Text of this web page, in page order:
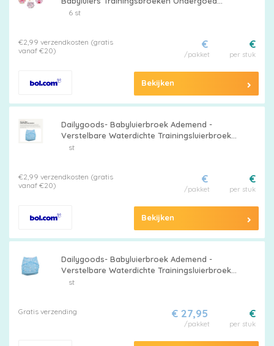
Luiers Luierbroek voor Toilettraining
6 st
€2,99 verzendkosten (gratis
vanaf €20)
€
per stuk
€
/pakket
Bekijken
Dailygoods- Babyluierbroek Ademend -
Verstelbare Waterdichte Trainingsluierbroek -
Luierondergoed voor Baby - TPU-folie -
st
€2,99 verzendkosten (gratis
vanaf €20)
€
per stuk
€
/pakket
Bekijken
Dailygoods- Babyluierbroek Ademend -
Verstelbare Waterdichte Trainingsluierbroek -
Luierondergoed voor Baby - TPU-folie -
st
Gratis verzending €
per stuk
€ 27,95
/pakket